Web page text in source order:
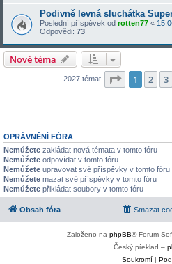
Podivně levná sluchátka
Poslední příspěvek od rotten77 «
Odpovědi: 73
Nové téma
2027 témat Stránka z
1 2 3
OPRÁVNĚNÍ FÓRA
Nemůžete zakládat nová témata v tomto fóru
Nemůžete odpovídat v tomto fóru
Nemůžete upravovat své příspěvky v tomto fóru
Nemůžete mazat své příspěvky v tomto fóru
Nemůžete přikládat soubory v tomto fóru
Obsah fóra Smazat
Založeno na phpBB® Forum
Český překlad –
Soukromí|